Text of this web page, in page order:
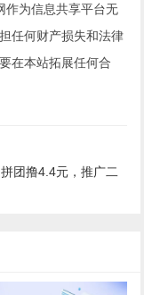
作为信息共享平台无
任何财产损失和法律
在本站拓展任何合
团撸4.4元，推广二